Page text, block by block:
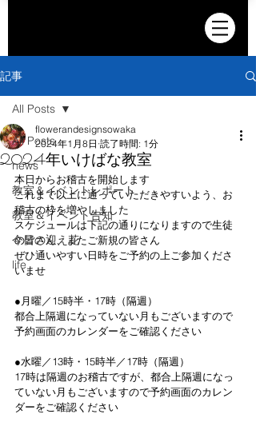
記事
All Posts
news
教室＆イベントレポート
教室＆イベント告知
今日の迎え花
life
All Posts
2024年いけばな教室
flowerandesignsowaka
2024年1月8日 読了時間: 1分
本日からお稽古を開始します
これまで以上に通っていただきやすいよう、お
稽古の枠を増やしました
スケジュールは下記の通りになりますので生徒
の皆さん、またご新規の皆さん
ぜひ通いやすい日時をご予約の上ご参加くださ
いませ
●月曜／15時半・17時（隔週）
都合上隔週になっていない月もございますので
予約画面のカレンダーをご確認ください
●水曜／13時・15時半／17時（隔週）
17時は隔週のお稽古ですが、都合上隔週になっ
ていない月もございますので予約画面のカレン
ダーをご確認ください